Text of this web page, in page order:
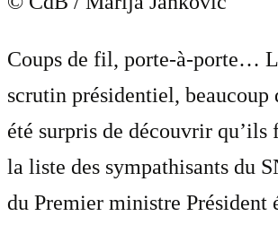
Coups de fil, porte-à-porte…
scrutin présidentiel, beaucoup
été surpris de découvrir qu’ils
la liste des sympathisants du
du Premier ministre Président